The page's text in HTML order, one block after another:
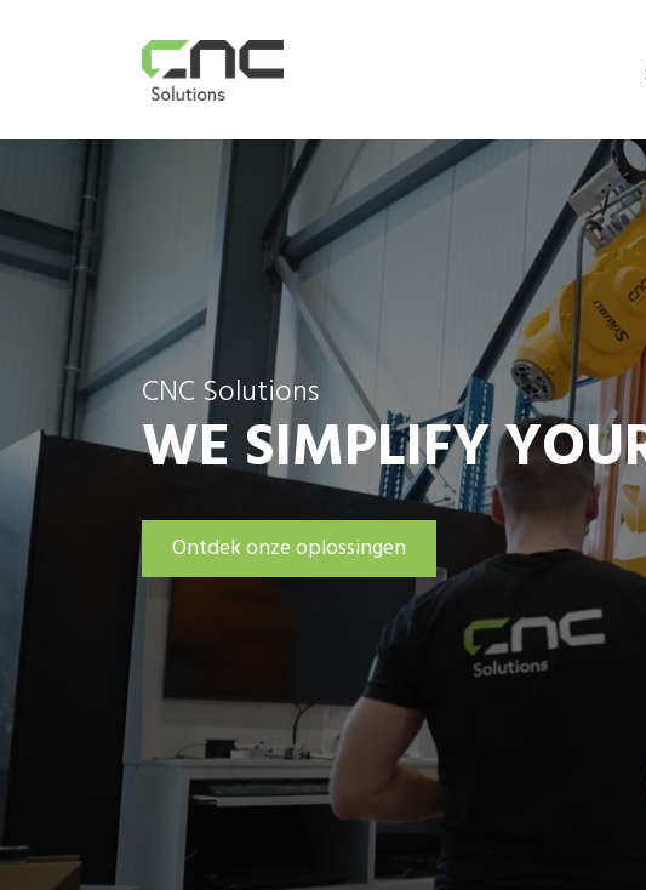
CNC Solutions
WE SIMPLIFY
Ontdek onze oplossingen